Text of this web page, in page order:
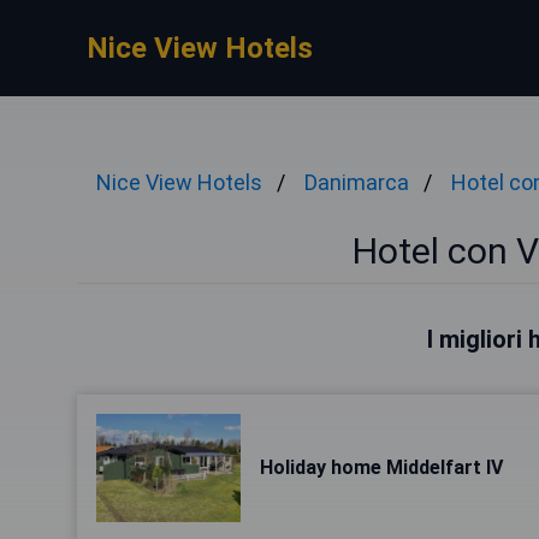
Nice View Hotels
Nice View Hotels Danimarca Hotel
Hotel con
I migliori
Holiday home Middelfart IV